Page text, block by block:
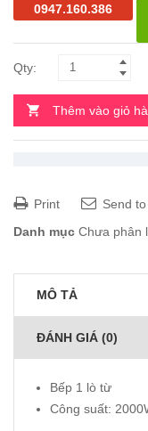
0947.160.386
Thêm vào giỏ
Print
Send
Danh mục Chưa phân
MÔ TẢ
ĐÁNH GIÁ (0)
Bếp 1 lò từ
Công suất: